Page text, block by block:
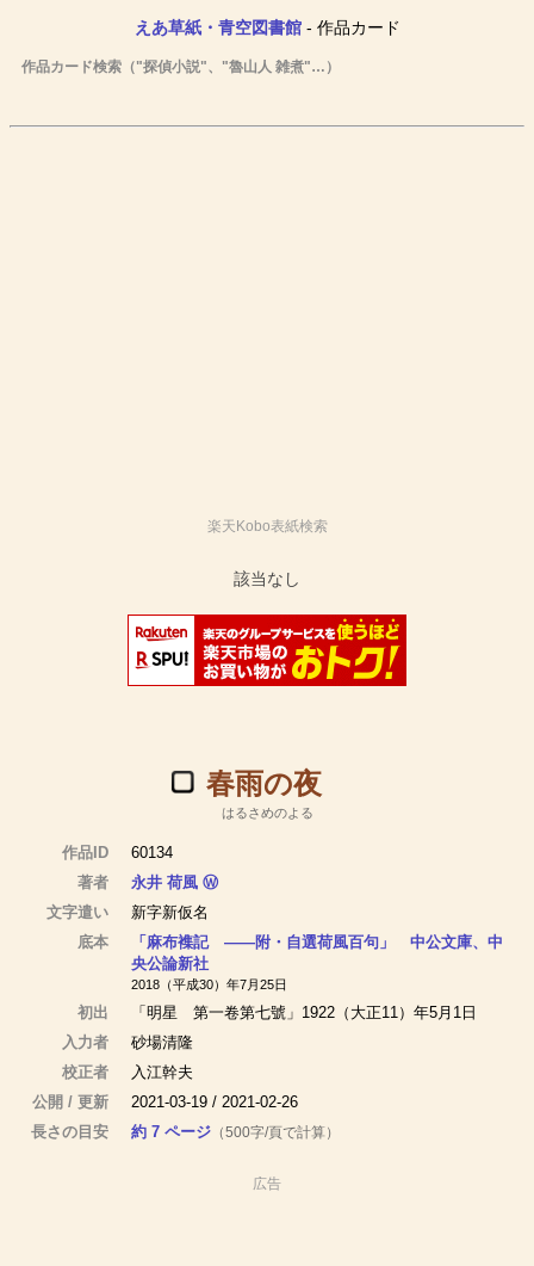
えあ草紙・青空図書館- 作品カード
作品カード検索（"探偵小説"、"魯山人 雑煮"…）
楽天Kobo表紙検索
春雨の夜
はるさめのよる
作品ID
60134
著者
永井 荷風 Ⓦ
文字遣い
新字新仮名
底本
「麻布襍記 ――附・自選荷風百句」 中公文庫、中
央公論新社
2018（平成30）年7月25日
初出
「明星 第一卷第七號」1922（大正11）年5月1日
入力者
砂場清隆
校正者
入江幹夫
公開 / 更新
2021-03-19 / 2021-02-26
長さの目安
約 7 ページ （500字/頁で計算）
広告